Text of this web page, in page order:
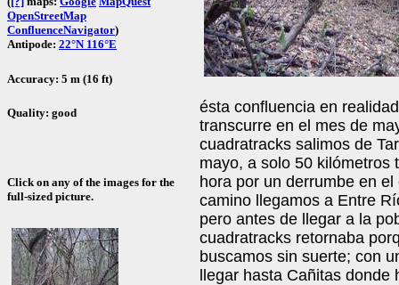
OpenStreetMap
ConfluenceNavigator)
Antipode: 22°N 116°E
Accuracy: 5 m (16 ft)
Quality: good
Click on any of the images for the
full-sized picture.
ésta confluencia en
transcurre en el mes de
cuadratracks salimos de
mayo, a solo 50 kilómetros
hora por un derrumbe en
camino llegamos a Entre
pero antes de llegar a la
cuadratracks retornaba
buscamos sin suerte; con
llegar hasta Cañitas donde